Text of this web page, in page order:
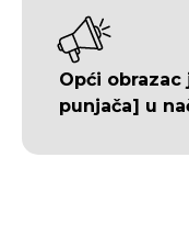
Opći obrazac
punjača] u